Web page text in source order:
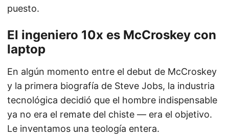
puesto.
El ingeniero 10x es McCroskey con
laptop
En algún momento entre el debut de McCroskey
y la primera biografía de Steve Jobs, la industria
tecnológica decidió que el hombre indispensable
ya no era el remate del chiste — era el objetivo.
Le inventamos una teología entera.